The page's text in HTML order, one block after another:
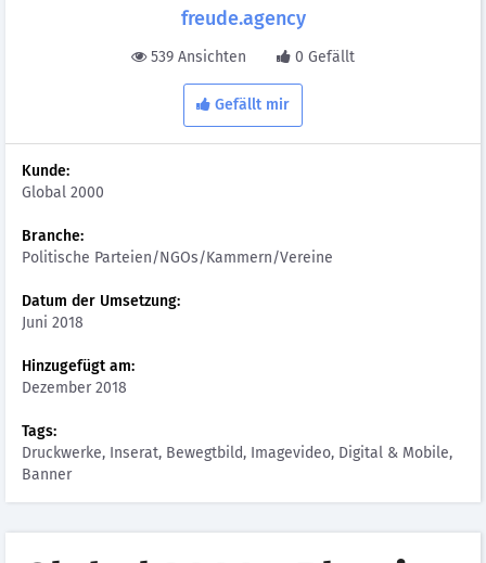
freude.agency
539 Ansichten 0 Gefällt
Gefällt mir
Kunde:
Global 2000
Branche:
Politische Parteien/NGOs/Kammern/Vereine
Datum der Umsetzung:
Juni 2018
Hinzugefügt am:
Dezember 2018
Tags:
Druckwerke, Inserat, Bewegtbild, Imagevideo, Digital & Mobile,
Banner